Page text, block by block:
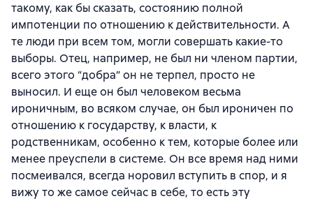
такому, как бы сказать, состоянию полной
импотенции по отношению к действительности. А
те люди при всем том, могли совершать какие-то
выборы. Отец, например, не был ни членом партии,
всего этого “добра” он не терпел, просто не
выносил. И еще он был человеком весьма
ироничным, во всяком случае, он был ироничен по
отношению к государству, к власти, к
родственникам, особенно к тем, которые более или
менее преуспели в системе. Он все время над ними
посмеивался, всегда норовил вступить в спор, и я
вижу то же самое сейчас в себе, то есть эту